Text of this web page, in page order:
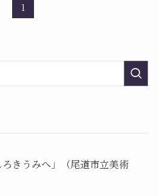
1
きうみへ」（尾道市立美術